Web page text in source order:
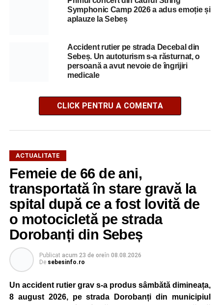
Symphonic Camp 2026 a adus emoție și
aplauze la Sebeș
Accident rutier pe strada Decebal din
Sebeș. Un autoturism s-a răsturnat, o
persoană a avut nevoie de îngrijiri
medicale
CLICK PENTRU A COMENTA
ACTUALITATE
Femeie de 66 de ani,
transportată în stare gravă la
spital după ce a fost lovită de
o motocicletă pe strada
Dorobanți din Sebeș
Publicat acum 23 de oreîn 08.08.2026
De sebesinfo.ro
Un accident rutier grav s-a produs sâmbătă dimineața,
8 august 2026, pe strada Dorobanți din municipiul